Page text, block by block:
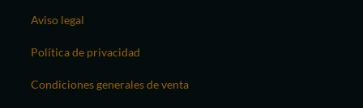
Aviso legal
Política de privacidad
Condiciones generales de venta